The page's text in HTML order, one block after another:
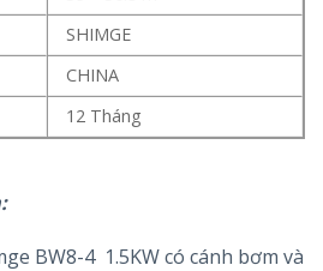
SHIMGE
CHINA
12 Tháng
BW8-4 1.5KW có cánh bơm và